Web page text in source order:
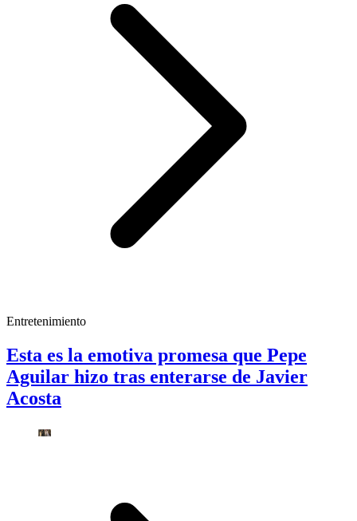
Entretenimiento
Esta es la emotiva promesa que Pepe
Aguilar hizo tras enterarse de Javier
Acosta